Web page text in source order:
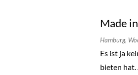
Made
Hamburg,
Es ist ja
bieten hat.